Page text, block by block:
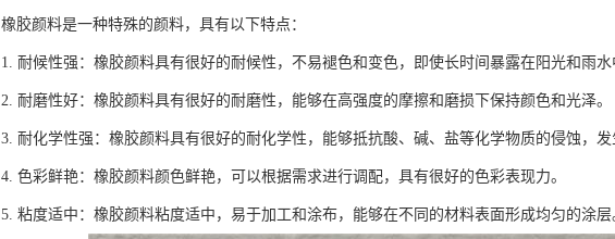
橡胶颜料是一种特殊的颜料，具有以下特点：
1. 耐候性强：橡胶颜料具有很好的耐候性，不易褪色和变色，即使长时间暴露在阳光和雨
2. 耐磨性好：橡胶颜料具有很好的耐磨性，能够在高强度的摩擦和磨损下保持颜色和光泽。
3. 耐化学性强：橡胶颜料具有很好的耐化学性，能够抵抗酸、碱、盐等化学物质的侵蚀，
4. 色彩鲜艳：橡胶颜料颜色鲜艳，可以根据需求进行调配，具有很好的色彩表现力。
5. 粘度适中：橡胶颜料粘度适中，易于加工和涂布，能够在不同的材料表面形成均匀的涂层